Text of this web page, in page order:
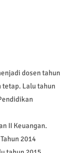
dosen tahun
tetap. Lalu tahun
II Keuangan.
2014